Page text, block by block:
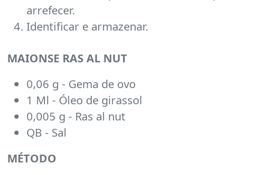
arrefecer.
Identificar e armazenar.
MAIONSE RAS AL NUT
0,06 g - Gema de ovo
1 Ml - Óleo de girassol
0,005 g - Ras al nut
QB - Sal
MÉTODO